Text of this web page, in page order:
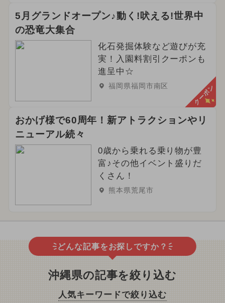
5月グランドオープン♪動く!吠える!世界中
の恐竜大集合
化石発掘体験など遊びが充
実！入園料割引クーポンも
進呈中☆
福岡県福岡市南区 クーポン
おかげ様で60周年！新アトラクションやリ
ニューアル続々
0歳から乗れる乗り物が豊
富♪その他イベント盛りだ
くさん！
熊本県荒尾市
どんな記事をお探しですか？
沖縄県の記事を絞り込む
人気キーワードで絞り込む